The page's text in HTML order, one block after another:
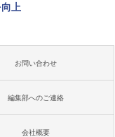
上
お問い合わせ
編集部へのご連絡
会社概要